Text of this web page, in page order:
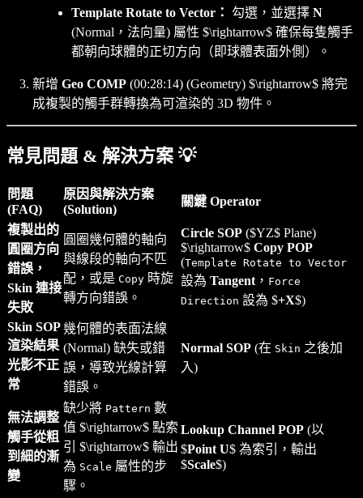
Template Rotate to Vector： 勾選，並選擇 N
(Normal，法向量) 屬性 $\rightarrow$ 確保每隻觸手
都朝向球體的正切方向（即球體表面外側）。
新增 Geo COMP (00:28:14) (Geometry) $\rightarrow$ 將完
成複製的觸手群轉換為可渲染的 3D 物件。
常見問題 & 解決方案 💡
問題
(FAQ)
原因與解決方案
(Solution)
關鍵 Operator
複製出的
圓圈方向
錯誤，
Skin 連接
失敗
圓圈幾何體的軸向
與線段的軸向不匹
配，或是 Copy 時旋
轉方向錯誤。
Circle SOP ($YZ$ Plane)
$\rightarrow$ Copy POP
(Template Rotate to Vector
設為 Tangent ， Force
Direction 設為 $+X$)
Skin SOP
渲染結果
光影不正
常
幾何體的表面法線
(Normal) 缺失或錯
誤，導致光線計算
錯誤。
Normal SOP (在 Skin 之後加
入)
無法調整
觸手從粗
到細的漸
變
缺少將 Pattern 數
值 $\rightarrow$ 點索
引 $\rightarrow$ 輸出
為 Scale 屬性的步
驟。
Lookup Channel POP (以
$Point U$ 為索引，輸出
$Scale$)